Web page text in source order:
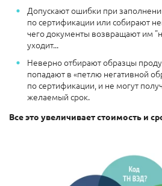
Допускают ошибки при
по сертификации или собирают
чего документы возвращают им
уходит...
Неверно отбирают образцы
попадают в «петлю негативной
по сертификации, и не могут
желаемый срок.
Все это увеличивает стоимость и